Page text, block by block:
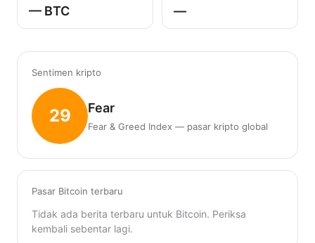
— BTC —
Sentimen kripto
29 Fear
Fear & Greed Index — pasar kripto global
Pasar Bitcoin terbaru
Tidak ada berita terbaru untuk Bitcoin. Periksa
kembali sebentar lagi.